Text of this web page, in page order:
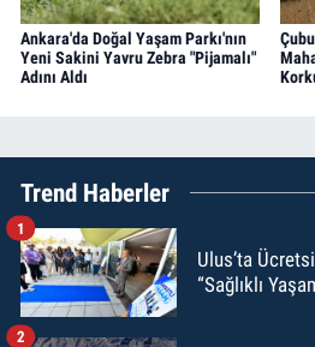
Ankara'da Doğal Yaşam Parkı'nın
Yeni Sakini Yavru Zebra "Pijamalı"
Adını Aldı
Trend Haberler
Ulus’ta
“Sağlıklı
1
2